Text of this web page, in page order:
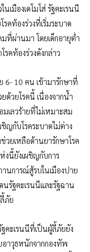
เมืองเดโมโส่ รัฐคะเรนนี
คท้องร่วงที่เริ่มระบาด
ที่ผ่านมา โดยเด็กอายุต่ำ
คท้องร่วงดังกล่าว
6- 10 คน เข้ามารักษาที่
วยโรคนี้ เนื่องจากน้ำ
เลวร้ายที่ไม่เหมาะสม
ญกับโรคระบาดไม่ต่าง
วยเหลือด้านยารักษาโรค
งนี้ยังเผชิญกับการ
นการณ์สู้รบในเมืองปาย
นรัฐคะเรนนีและรัฐฉาน
ภัย
คะเรนนีที่เป็นผู้ลี้ภัยยัง
อาวุธหนักจากกองทัพ